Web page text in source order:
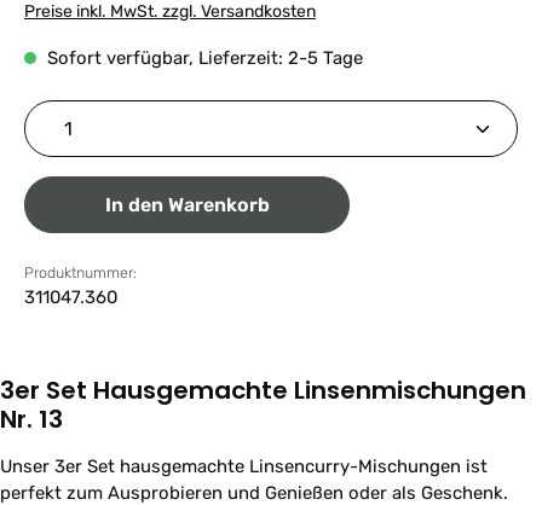
Preise inkl. MwSt. zzgl. Versandkosten
Sofort verfügbar, Lieferzeit: 2-5 Tage
Produkt Anzahl: Gib den gewünschten Wert ein
In den Warenkorb
Produktnummer:
311047.360
3er Set Hausgemachte Linsenmischungen
Nr. 13
Unser 3er Set hausgemachte Linsencurry-Mischungen ist
perfekt zum Ausprobieren und Genießen oder als Geschenk.